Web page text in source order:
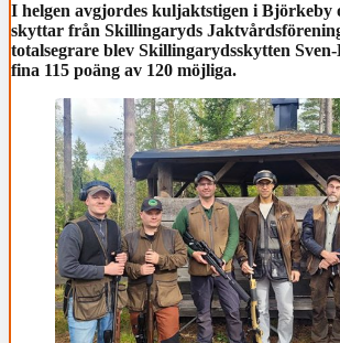
I helgen avgjordes kuljaktstigen i Björkeby
skyttar från Skillingaryds
totalsegrare blev Skillingarydsskytten
fina 115 poäng av 120 möjliga.